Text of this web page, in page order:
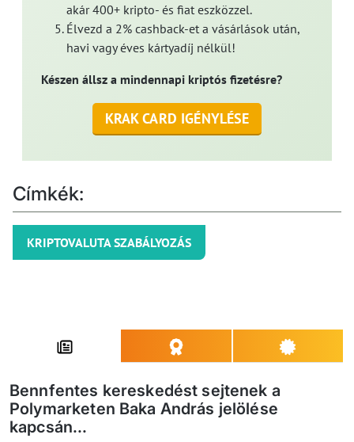
akár 400+ kripto- és fiat eszközzel.
Élvezd a 2% cashback-et a vásárlások után,
havi vagy éves kártyadíj nélkül!
Készen állsz a mindennapi kriptós fizetésre?
KRAK CARD IGÉNYLÉSE
Címkék:
KRIPTOVALUTA SZABÁLYOZÁS
Bennfentes kereskedést sejtenek a
Polymarketen Baka András jelölése
kapcsán...